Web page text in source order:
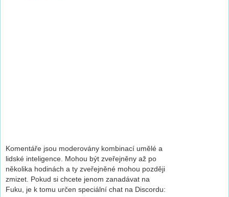
Komentáře jsou moderovány kombinací umělé a
lidské inteligence. Mohou být zveřejněny až po
několika hodinách a ty zveřejněné mohou později
zmizet. Pokud si chcete jenom zanadávat na
Fuku, je k tomu určen speciální chat na Discordu: